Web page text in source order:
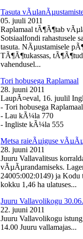
Tasuta
05. juuli 2011
Raplamaal tÃ¶Ã¶tab
Sotsiaalfondi rahastusele
tasuta. NÃµustamisele
TÃ¶Ã¶tukassas,
vahendusel...
Tori hobusega Raplamaal
28. juuni 2011
LaupÃ¤eval, 16. juulil
- Tori hobusega Raplamaal
- Lau kÃ¼la 770
- Ingliste kÃ¼la 555
Metsa raieÃµiguse
28. juuni 2011
Juuru Vallavalitsus
vÃµÃµrandamiseks.
24005:002:0149) ja
kokku 1,46 ha ulatuses...
Juuru Vallavolikogu
22. juuni 2011
Juuru Vallavolikogu
14.00 Juuru vallamajas...